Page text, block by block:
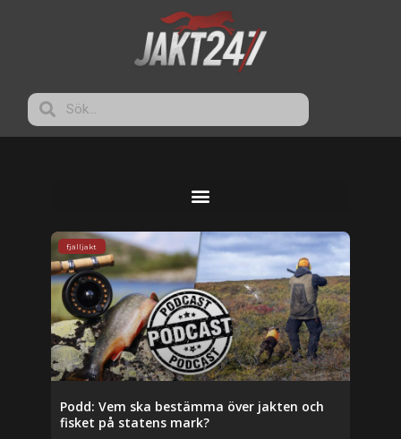
fjälljakt
Podd: Vem ska bestämma över jakten och
fisket på statens mark?